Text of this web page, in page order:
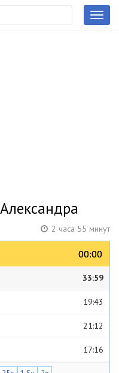
2 часа 55 минут
00:00
00:00
33:59
19:43
21:12
17:16